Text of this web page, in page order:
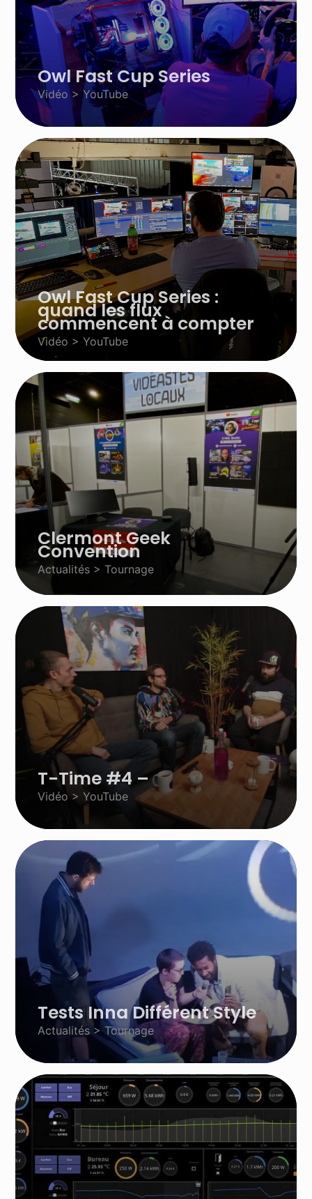
Owl Fast Cup Series
Vidéo > YouTube
Owl Fast Cup Series :
quand les flux
commencent à compter
Vidéo > YouTube
Clermont Geek
Convention
Actualités > Tournage
T-Time #4 –
Vidéo > YouTube
Tests Inna Différent Style
Actualités > Tournage